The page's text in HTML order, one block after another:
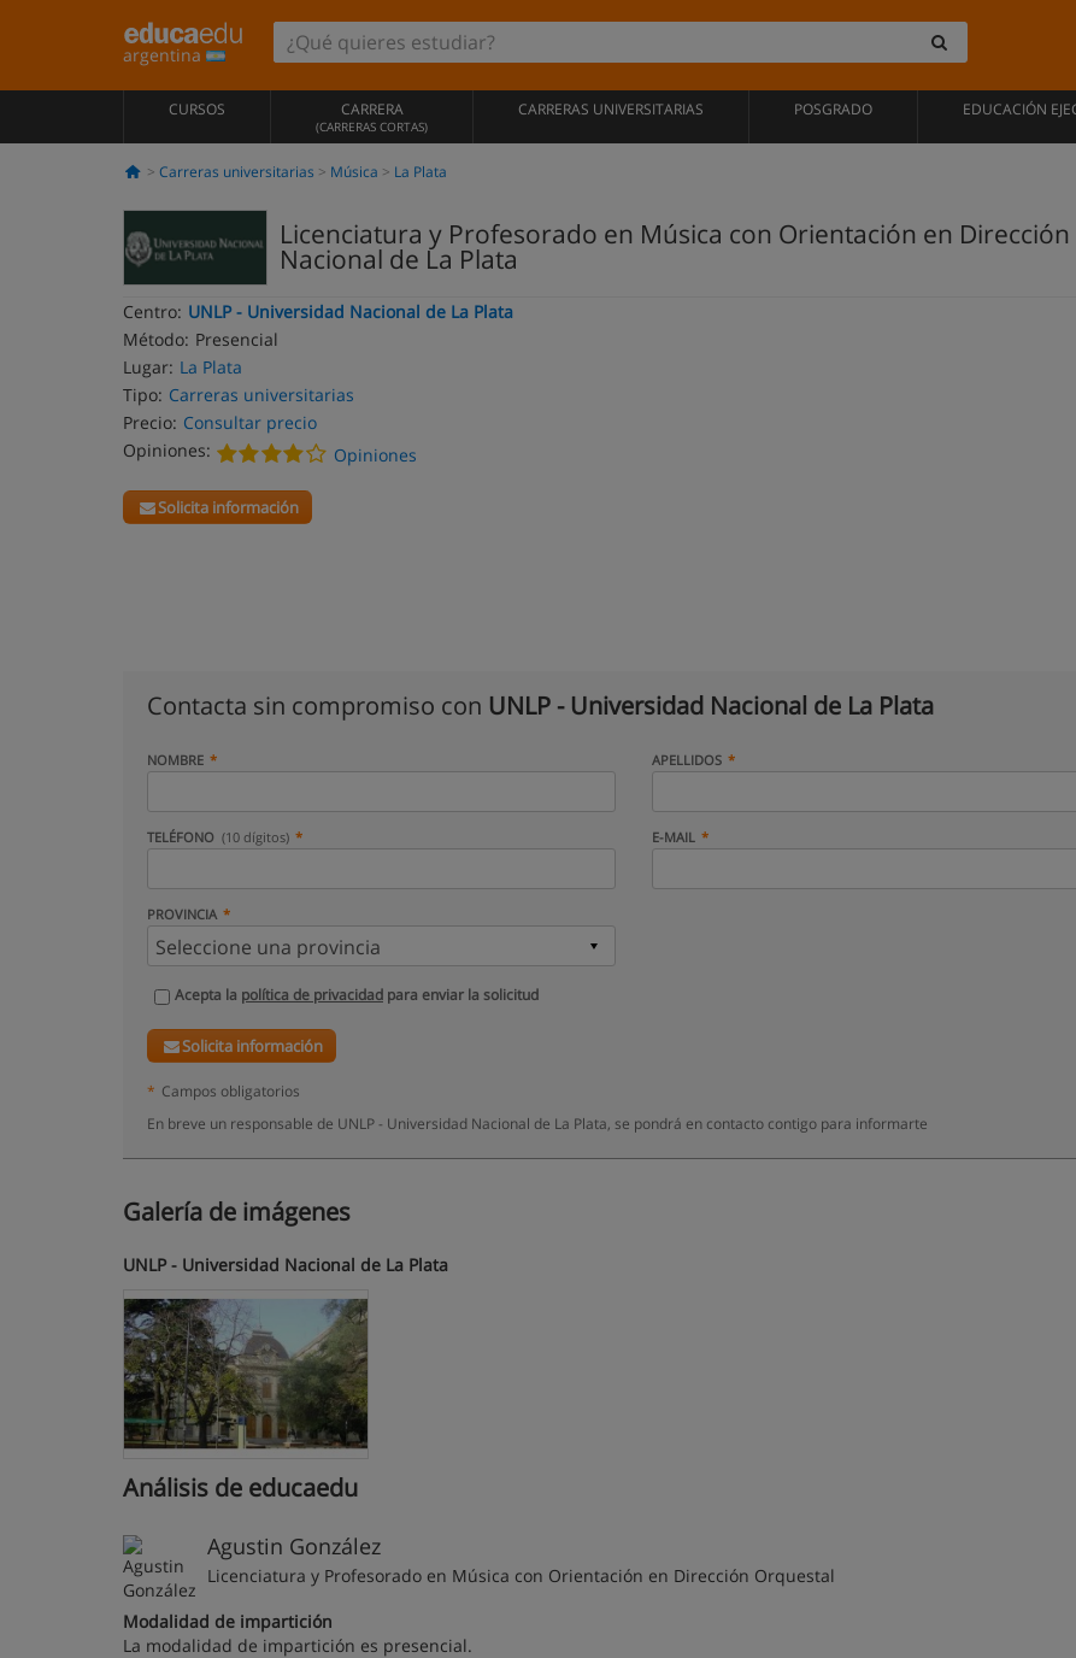
argentina
CURSOS CARRERA
(CARRERAS CORTAS)
CARRERAS UNIVERSITARIAS POSGRADO EDUCACIÓN
Carreras universitarias Música La Plata
Licenciatura y Profesorado en Música con Orientación en
Nacional de La Plata
Centro: UNLP - Universidad Nacional de La Plata
Método: Presencial
Lugar: La Plata
Tipo: Carreras universitarias
Precio: Consultar precio
Opiniones:
Opiniones
Solicita información
Contacta sin compromiso con UNLP - Universidad Nacional de La Plata
NOMBRE APELLIDOS
TELÉFONO (10 dígitos) E-MAIL
PROVINCIA
Acepta la política de privacidad para enviar la solicitud
Solicita información
* Campos obligatorios
En breve un responsable de UNLP - Universidad Nacional de La Plata, se pondrá en contacto contigo para informarte
Galería de imágenes
UNLP - Universidad Nacional de La Plata
Análisis de educaedu
Agustin González
Licenciatura y Profesorado en Música con Orientación en Dirección Orquestal
Modalidad de impartición
La modalidad de impartición es presencial.